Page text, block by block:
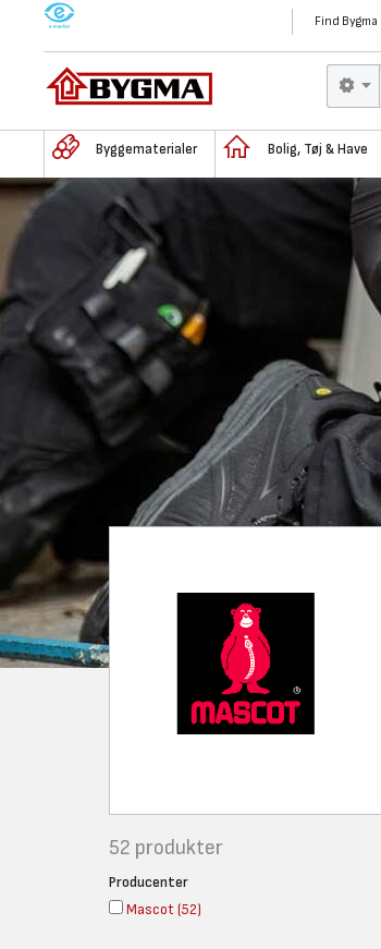
M Find Bygma
Byggematerialer Bolig, Tøj & Have
52 produkter
Producenter
Mascot(52)